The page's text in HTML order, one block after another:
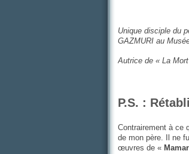
Unique disciple du
GAZMURI au
Autrice de « La
P.S. :
Contrairement à ce
de mon père. Il ne
œuvres de «